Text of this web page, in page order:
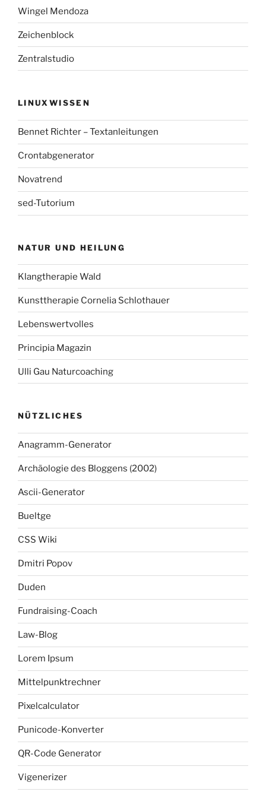
Wingel Mendoza
Zeichenblock
Zentralstudio
LINUXWISSEN
Bennet Richter – Textanleitungen
Crontabgenerator
Novatrend
sed-Tutorium
NATUR UND HEILUNG
Klangtherapie Wald
Kunsttherapie Cornelia Schlothauer
Lebenswertvolles
Principia Magazin
Ulli Gau Naturcoaching
NÜTZLICHES
Anagramm-Generator
Archäologie des Bloggens (2002)
Ascii-Generator
Bueltge
CSS Wiki
Dmitri Popov
Duden
Fundraising-Coach
Law-Blog
Lorem Ipsum
Mittelpunktrechner
Pixelcalculator
Punicode-Konverter
QR-Code Generator
Vigenerizer